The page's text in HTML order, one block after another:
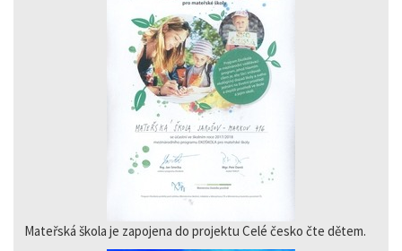
Mateřská škola je zapojena do projektu Celé česko čte dětem.